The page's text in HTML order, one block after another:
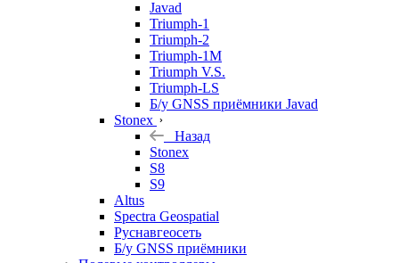
Javad
Triumph-1
Triumph-2
Triumph-1M
Triumph V.S.
Triumph-LS
Б/у GNSS приёмники Javad
Stonex
Назад
Stonex
S8
S9
Altus
Spectra Geospatial
Руснавгеосеть
Б/у GNSS приёмники